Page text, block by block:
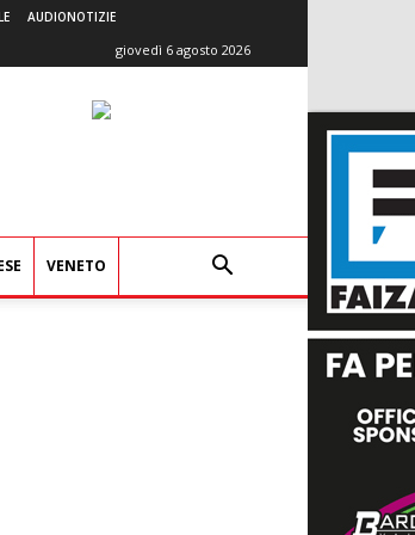
AUDIONOTIZIE
giovedì 6 agosto 2026
VENETO